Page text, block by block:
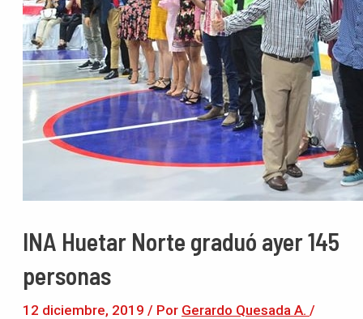
INA Huetar Norte graduó ayer 145
personas
12 diciembre, 2019 / Por Gerardo Quesada A. /